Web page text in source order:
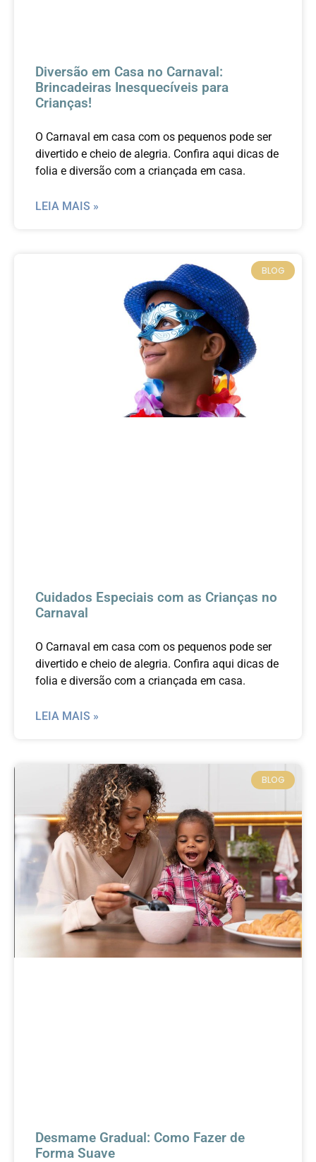
Diversão em Casa no Carnaval:
Brincadeiras Inesquecíveis para
Crianças!
O Carnaval em casa com os pequenos pode ser
divertido e cheio de alegria. Confira aqui dicas de
folia e diversão com a criançada em casa.
LEIA MAIS »
BLOG
Cuidados Especiais com as Crianças no
Carnaval
O Carnaval em casa com os pequenos pode ser
divertido e cheio de alegria. Confira aqui dicas de
folia e diversão com a criançada em casa.
LEIA MAIS »
BLOG
Desmame Gradual: Como Fazer de
Forma Suave